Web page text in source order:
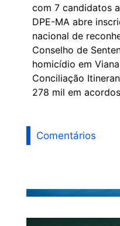
com 7 candidatos
DPE-MA abre
nacional de
Conselho de
homicídio em Viana
Conciliação
278 mil em
Comentários